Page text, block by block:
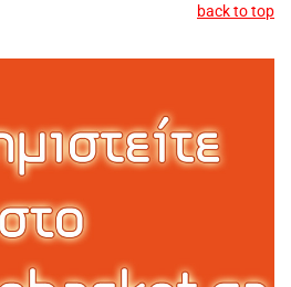
back to top